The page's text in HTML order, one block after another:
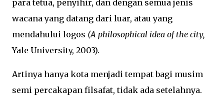
para tetua, penyihir, dan dengan semua jenis
wacana yang datang dari luar, atau yang
mendahului logos (A philosophical idea of the city,
Yale University, 2003).
Artinya hanya kota menjadi tempat bagi musim
semi percakapan filsafat, tidak ada setelahnya.